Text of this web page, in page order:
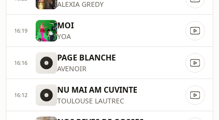
ALEXIA GREDY
16:19 MOI
YOA
16:16 PAGE BLANCHE
AVENOIR
16:12 NU MAI AM CUVINTE
TOULOUSE LAUTREC